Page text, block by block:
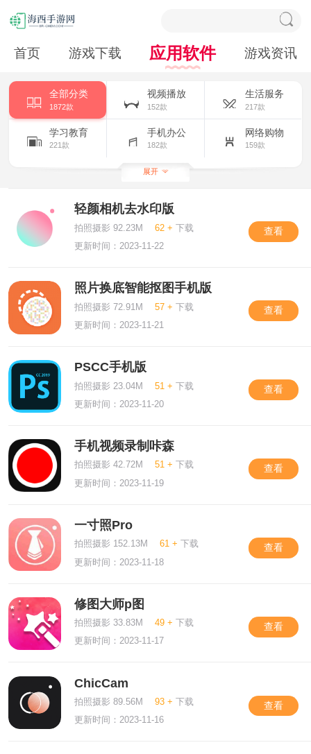
首页 游戏下载 应用软件 游戏资讯
全部分类
1872款
视频播放
152款
生活服务
217款
学习教育
221款
手机办公
182款
网络购物
159款
拍照摄影
新闻阅读
163款
社交聊天
展开
轻颜相机去水印版
拍照摄影 92.23M 62 + 下载
更新时间：2023-11-22
查看
照片换底智能抠图手机版
拍照摄影 72.91M 57 + 下载
更新时间：2023-11-21
查看
PSCC手机版
拍照摄影 23.04M 51 + 下载
更新时间：2023-11-20
查看
手机视频录制咔森
拍照摄影 42.72M 51 + 下载
更新时间：2023-11-19
查看
一寸照Pro
拍照摄影 152.13M 61 + 下载
更新时间：2023-11-18
查看
修图大师p图
拍照摄影 33.83M 49 + 下载
更新时间：2023-11-17
查看
ChicCam
拍照摄影 89.56M 93 + 下载
更新时间：2023-11-16
查看